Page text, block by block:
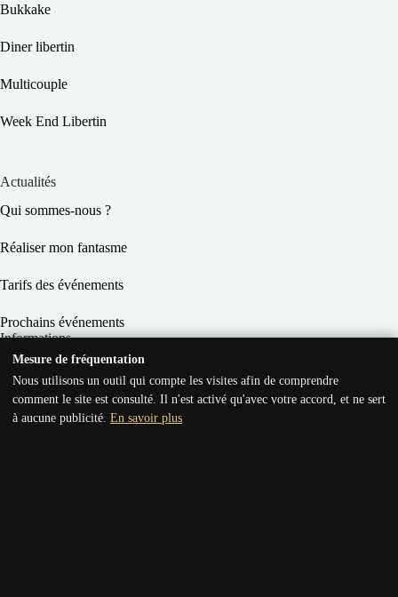
Bukkake
Diner libertin
Multicouple
Week End Libertin
Actualités
Qui sommes-nous ?
Réaliser mon fantasme
Tarifs des événements
Prochains événements
Informations
Conditions Générales de Vente
Conditions Générales d’Utilisation
Mesure de fréquentation
Nous utilisons un outil qui compte les visites afin de comprendre
comment le site est consulté. Il n'est activé qu'avec votre accord, et ne sert
à aucune publicité. En savoir plus